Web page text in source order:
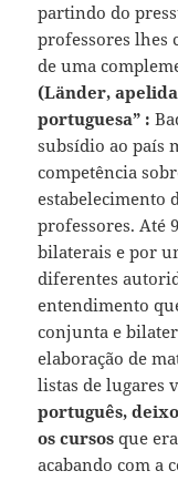
partindo do
professores lhes
de uma
(Länder,
portuguesa” :
subsídio ao país
competência
estabelecimento
professores. Até
bilaterais e por
diferentes
entendimento
conjunta e
elaboração de
listas de lugares
português,
os cursosque
acabando com a